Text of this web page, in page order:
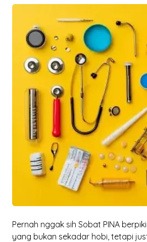
Pernah nggak sih Sobat PINA
yang bukan sekadar hobi, tetapi